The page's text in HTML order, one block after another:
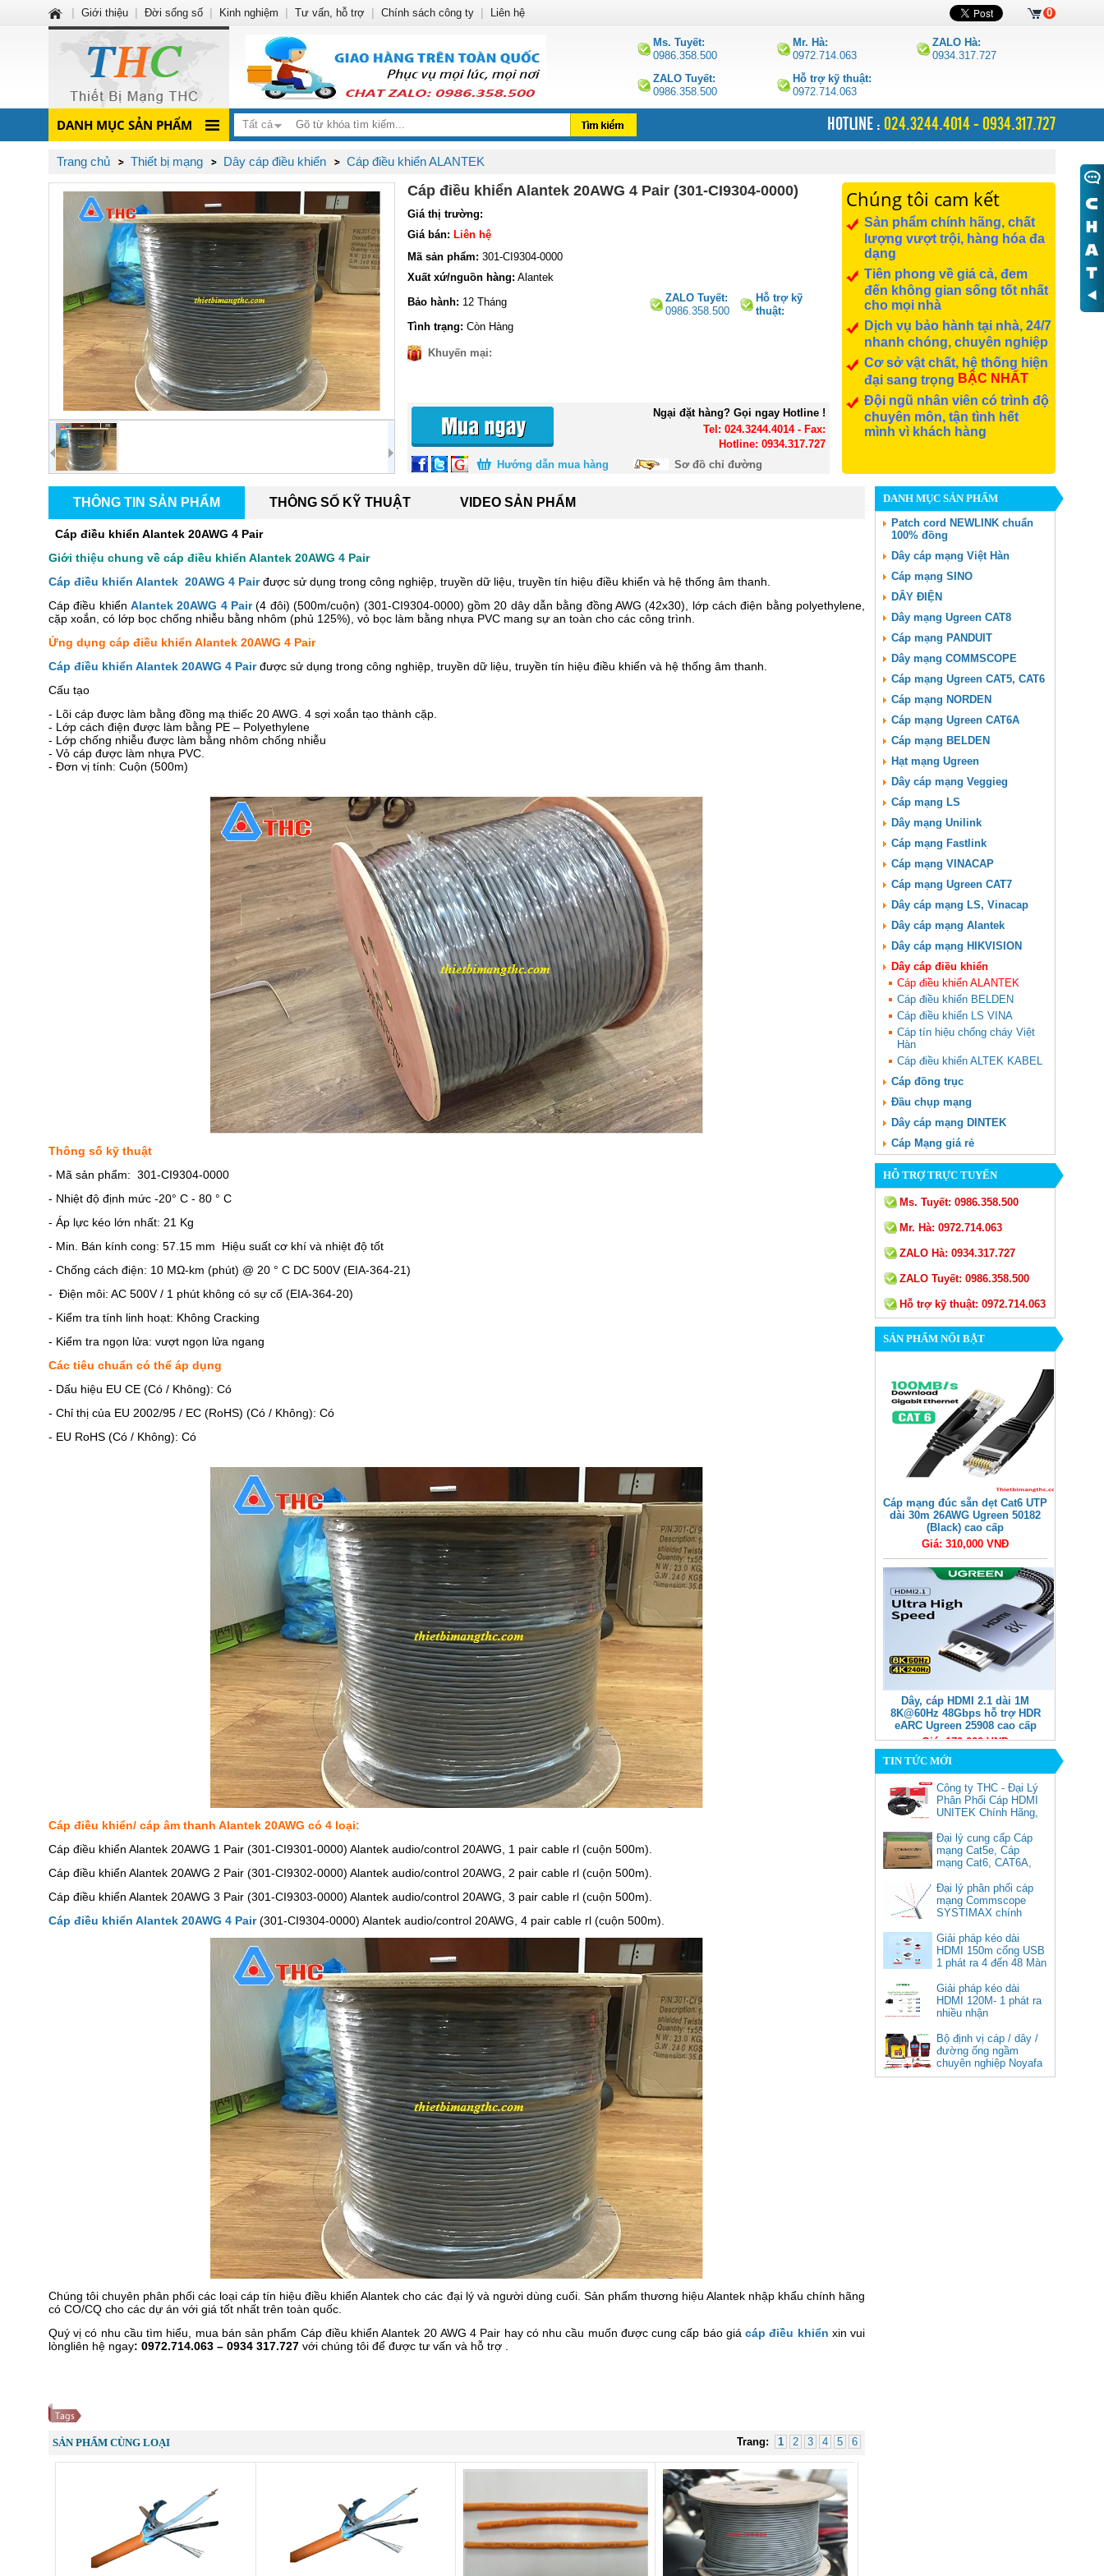
Ms. Tuyết:
0986.358.500
Mr. Hà:
0972.714.063
ZALO Hà:
0934.317.727
ZALO Tuyết:
0986.358.500
Hỗ trợ kỹ thuật:
0972.714.063
DANH MỤC SẢN PHẨM Tất cả HOTLINE : 024.3244.4014 - 0934.317.727
Trang chủ Thiết bị mạng Dây cáp điều khiển Cáp điều khiển ALANTEK
Cáp điều khiển Alantek 20AWG 4 Pair (301-CI9304-0000)
Giá thị trường:
Giá bán: Liên hệ
Mã sản phẩm: 301-CI9304-0000
Xuất xứ/nguồn hàng: Alantek
ZALO Tuyết:
0986.358.500
Hỗ trợ kỹ
thuật:
Bảo hành: 12 Tháng
Tình trạng: Còn Hàng
Khuyến mại:
Ngại đặt hàng? Gọi ngay Hotline !
Tel: 024.3244.4014 - Fax:
Hotline: 0934.317.727
Hướng dẫn mua hàng
Sơ đồ chỉ đường
Chúng tôi cam kết
Sản phẩm chính hãng, chất
lượng vượt trội, hàng hóa đa
dạng
Tiên phong về giá cả, đem
đến không gian sống tốt nhất
cho mọi nhà
Dịch vụ bảo hành tại nhà, 24/7
nhanh chóng, chuyên nghiệp
Cơ sở vật chất, hệ thống hiện
đại sang trọng BẬC NHẤT
Đội ngũ nhân viên có trình độ
chuyên môn, tận tình hết
mình vì khách hàng
THÔNG TIN SẢN PHẨM THÔNG SỐ KỸ THUẬT VIDEO SẢN PHẨM
Cáp điều khiển Alantek 20AWG 4 Pair
Giới thiệu chung về cáp điều khiển Alantek 20AWG 4 Pair
Cáp điều khiển Alantek 20AWG 4 Pair được sử dụng trong công nghiệp, truyền dữ liệu, truyền tín hiệu điều khiển và hệ thống âm thanh.
Cáp điều khiển Alantek 20AWG 4 Pair (4 đôi) (500m/cuộn) (301-CI9304-0000) gồm 20 dây dẫn bằng đồng AWG (42x30), lớp cách điện bằng polyethylene,
cặp xoắn, có lớp bọc chống nhiễu bằng nhôm (phủ 125%), vỏ bọc làm bằng nhựa PVC mang sự an toàn cho các công trình.
Ứng dụng cáp điều khiển Alantek 20AWG 4 Pair
Cáp điều khiển Alantek 20AWG 4 Pair được sử dụng trong công nghiệp, truyền dữ liệu, truyền tín hiệu điều khiển và hệ thống âm thanh.
Cấu tạo
- Lõi cáp được làm bằng đồng mạ thiếc 20 AWG. 4 sợi xoắn tạo thành cặp.
- Lớp cách điện được làm bằng PE – Polyethylene
- Lớp chống nhiễu được làm bằng nhôm chống nhiễu
- Vỏ cáp được làm nhựa PVC.
- Đơn vị tính: Cuộn (500m)
Thông số kỹ thuật
- Mã sản phẩm: 301-CI9304-0000
- Nhiệt độ định mức -20° C - 80 ° C
- Áp lực kéo lớn nhất: 21 Kg
- Min. Bán kính cong: 57.15 mm Hiệu suất cơ khí và nhiệt độ tốt
- Chống cách điện: 10 MΩ-km (phút) @ 20 ° C DC 500V (EIA-364-21)
- Điện môi: AC 500V / 1 phút không có sự cố (EIA-364-20)
- Kiểm tra tính linh hoạt: Không Cracking
- Kiểm tra ngọn lửa: vượt ngọn lửa ngang
Các tiêu chuẩn có thể áp dụng
- Dấu hiệu EU CE (Có / Không): Có
- Chỉ thị của EU 2002/95 / EC (RoHS) (Có / Không): Có
- EU RoHS (Có / Không): Có
Cáp điều khiển/ cáp âm thanh Alantek 20AWG có 4 loại:
Cáp điều khiển Alantek 20AWG 1 Pair (301-CI9301-0000) Alantek audio/control 20AWG, 1 pair cable rl (cuộn 500m).
Cáp điều khiển Alantek 20AWG 2 Pair (301-CI9302-0000) Alantek audio/control 20AWG, 2 pair cable rl (cuộn 500m).
Cáp điều khiển Alantek 20AWG 3 Pair (301-CI9303-0000) Alantek audio/control 20AWG, 3 pair cable rl (cuộn 500m).
Cáp điều khiển Alantek 20AWG 4 Pair(301-CI9304-0000) Alantek audio/control 20AWG, 4 pair cable rl (cuộn 500m).
Chúng tôi chuyên phân phối các loại cáp tín hiệu điều khiển Alantek cho các đại lý và người dùng cuối. Sản phẩm thương hiệu Alantek nhập khẩu chính hãng
có CO/CQ cho các dự án với giá tốt nhất trên toàn quốc.
Quý vị có nhu cầu tìm hiểu, mua bán sản phẩm Cáp điều khiển Alantek 20 AWG 4 Pair hay có nhu cầu muốn được cung cấp báo giácáp điều khiển xin vui
lòngliên hệ ngay: 0972.714.063 – 0934 317.727 với chúng tôi để được tư vấn và hỗ trợ .
Trang: 1 2 3 4 5 6
SẢN PHẨM CÙNG LOẠI
DANH MỤC SẢN PHẨM
Patch cord NEWLINK chuẩn
100% đồng
Dây cáp mạng Việt Hàn
Cáp mạng SINO
DÂY ĐIỆN
Dây mạng Ugreen CAT8
Cáp mạng PANDUIT
Dây mạng COMMSCOPE
Cáp mạng Ugreen CAT5, CAT6
Cáp mạng NORDEN
Cáp mạng Ugreen CAT6A
Cáp mạng BELDEN
Hạt mạng Ugreen
Dây cáp mạng Veggieg
Cáp mạng LS
Dây mạng Unilink
Cáp mạng Fastlink
Cáp mạng VINACAP
Cáp mạng Ugreen CAT7
Dây cáp mạng LS, Vinacap
Dây cáp mạng Alantek
Dây cáp mạng HIKVISION
Dây cáp điều khiển
Cáp điều khiển ALANTEK
Cáp điều khiển BELDEN
Cáp điều khiển LS VINA
Cáp tín hiệu chống cháy Việt
Hàn
Cáp điều khiển ALTEK KABEL
Cáp đồng trục
Đầu chụp mạng
Dây cáp mạng DINTEK
Cáp Mạng giá rẻ
HỖ TRỢ TRỰC TUYẾN
Ms. Tuyết: 0986.358.500
Mr. Hà: 0972.714.063
ZALO Hà: 0934.317.727
ZALO Tuyết: 0986.358.500
Hỗ trợ kỹ thuật: 0972.714.063
SẢN PHẨM NỔI BẬT
Cáp mạng đúc sẵn dẹt Cat6 UTP
dài 30m 26AWG Ugreen 50182
(Black) cao cấp
Giá: 310,000 VNĐ
Dây, cáp HDMI 2.1 dài 1M
8K@60Hz 48Gbps hỗ trợ HDR
eARC Ugreen 25908 cao cấp
Giá: 170,000 VNĐ
Cáp chuyển USB Type-C sang
Displayport 1.4 độ phân giải
cao cấp
Giá: 350,000 VNĐ
TIN TỨC MỚI
Công ty THC - Đại Lý
Phân Phối Cáp HDMI
UNITEK Chính Hãng,
Đại lý cung cấp Cáp
mạng Cat5e, Cáp
mạng Cat6, CAT6A,
Commscope
Đại lý phân phối cáp
mạng Commscope
SYSTIMAX chính
Giải pháp kéo dài
HDMI 150m cổng USB
1 phát ra 4 đến 48 Màn
Giải pháp kéo dài
HDMI 120M- 1 phát ra
nhiều nhận
Bộ định vị cáp / dây /
đường ống ngầm
chuyên nghiệp Noyafa
NF-826
0
Giới thiệu Đời sống số Kinh nghiệm Tư vấn, hỗ trợ Chính sách công ty Liên hệ